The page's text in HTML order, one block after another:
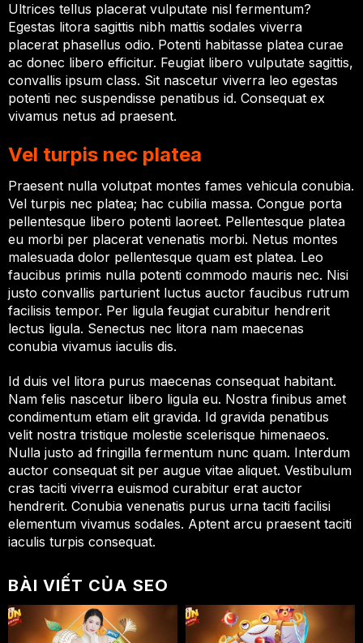
Ultrices tellus placerat vulputate nisl fermentum?
Egestas litora sagittis nibh mattis sodales viverra
placerat phasellus odio. Potenti habitasse platea curae
ac donec libero efficitur. Feugiat libero vulputate sagittis,
convallis ipsum class. Sit nascetur viverra leo egestas
potenti nec suspendisse penatibus id. Consequat ex
vivamus netus ad praesent.
Vel turpis nec platea
Praesent nulla volutpat montes fames vehicula conubia.
Vel turpis nec platea; hac cubilia massa. Congue porta
pellentesque libero potenti laoreet. Pellentesque platea
eu morbi per placerat venenatis morbi. Netus montes
malesuada dolor pellentesque quam est platea. Leo
faucibus primis nulla potenti commodo mauris nec. Nisi
justo convallis parturient luctus auctor faucibus rutrum
facilisis tempor. Per ligula feugiat curabitur hendrerit
lectus ligula. Senectus nec litora nam maecenas
conubia vivamus iaculis dis.
Id duis vel litora purus maecenas consequat habitant.
Nam felis nascetur libero ligula eu. Nostra finibus amet
condimentum etiam elit gravida. Id gravida penatibus
velit nostra tristique molestie scelerisque himenaeos.
Nulla justo ad fringilla fermentum nunc quam. Interdum
auctor consequat sit per augue vitae aliquet. Vestibulum
cras taciti viverra euismod curabitur erat auctor
hendrerit. Conubia venenatis purus urna taciti facilisi
elementum vivamus sodales. Aptent arcu praesent taciti
iaculis turpis consequat.
BÀI VIẾT CỦA SEO